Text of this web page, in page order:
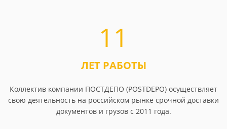
11
ЛЕТ РАБОТЫ
Коллектив компании ПОСТДЕПО (POSTDEPO) осуществляет
свою деятельность на российском рынке срочной доставки
документов и грузов с 2011 года.